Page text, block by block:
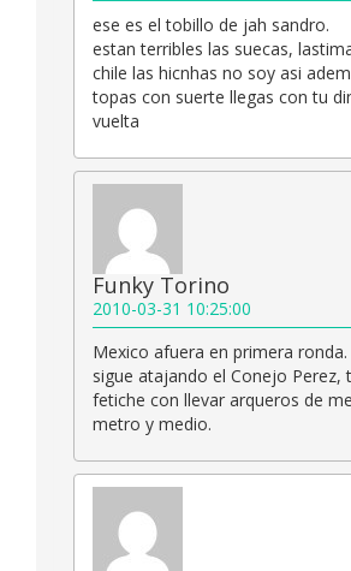
ese es el tobillo de jah sandro.
estan terribles las suecas,
chile las hicnhas no soy asi
topas con suerte llegas con tu
vuelta
Funky Torino
2010-03-31 10:25:00
Mexico afuera en primera ronda.
sigue atajando el Conejo Perez,
fetiche con llevar arqueros de
metro y medio.